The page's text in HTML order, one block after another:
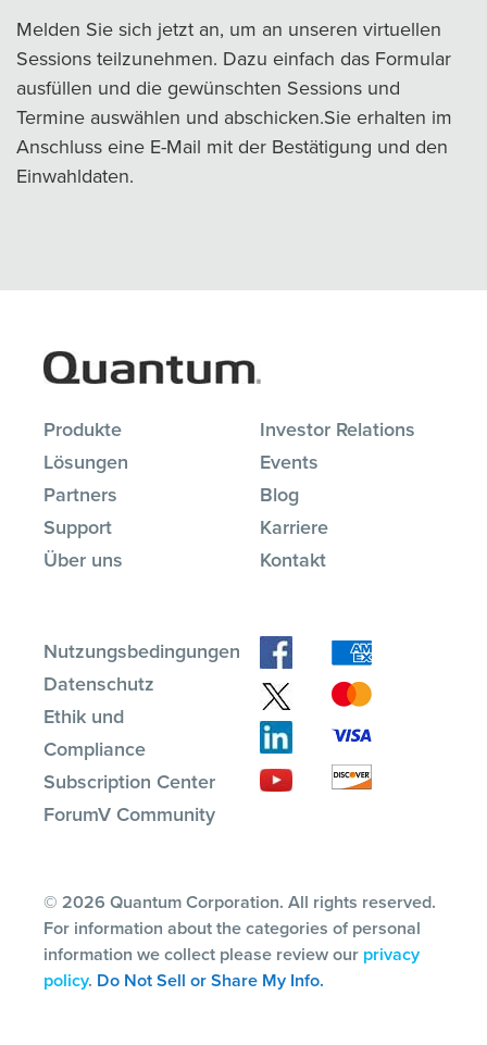
Melden Sie sich jetzt an, um an unseren virtuellen
Sessions teilzunehmen. Dazu einfach das Formular
ausfüllen und die gewünschten Sessions und
Termine auswählen und abschicken.Sie erhalten im
Anschluss eine E-Mail mit der Bestätigung und den
Einwahldaten.
Produkte
Lösungen
Partners
Support
Über uns
Investor Relations
Events
Blog
Karriere
Kontakt
Nutzungsbedingungen
Datenschutz
Ethik und
Compliance
Subscription Center
ForumV Community
© 2026 Quantum Corporation. All rights reserved.
For information about the categories of personal
information we collect please review our privacy
policy. Do Not Sell or Share My Info.